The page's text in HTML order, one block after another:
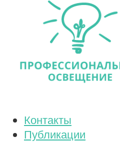
Контакты
Публикации